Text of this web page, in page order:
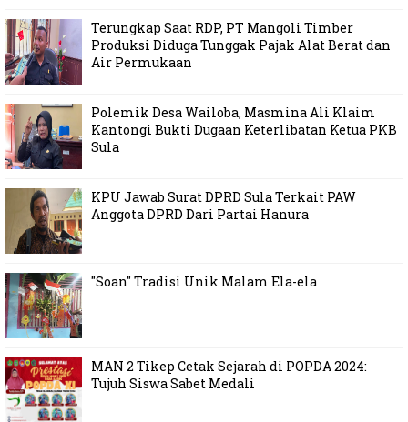
Terungkap Saat RDP, PT Mangoli Timber
Produksi Diduga Tunggak Pajak Alat Berat dan
Air Permukaan
Polemik Desa Wailoba, Masmina Ali Klaim
Kantongi Bukti Dugaan Keterlibatan Ketua PKB
Sula
KPU Jawab Surat DPRD Sula Terkait PAW
Anggota DPRD Dari Partai Hanura
"Soan" Tradisi Unik Malam Ela-ela
MAN 2 Tikep Cetak Sejarah di POPDA 2024:
Tujuh Siswa Sabet Medali